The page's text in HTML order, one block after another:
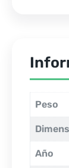
Peso
Año